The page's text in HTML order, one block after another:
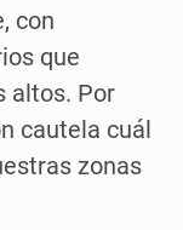
con
que
altos. Por
cautela cuál
zonas